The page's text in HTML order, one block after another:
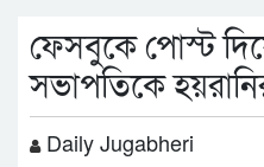
ফেসবুকে পোস্ট
সভাপতিকে
Daily Jugabheri